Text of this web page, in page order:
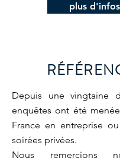
plus d'infos
Depuis une vingtaine
enquêtes ont été
France en entreprise
soirées privées.
Nous remercions